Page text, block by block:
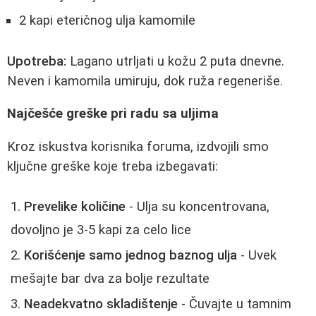
2 kapi eteričnog ulja kamomile
Upotreba: Lagano utrljati u kožu 2 puta dnevne.
Neven i kamomila umiruju, dok ruža regeneriše.
Najčešće greške pri radu sa uljima
Kroz iskustva korisnika foruma, izdvojili smo
ključne greške koje treba izbegavati:
Prevelike količine - Ulja su koncentrovana,
dovoljno je 3-5 kapi za celo lice
Korišćenje samo jednog baznog ulja - Uvek
mešajte bar dva za bolje rezultate
Neadekvatno skladištenje - Čuvajte u tamnim